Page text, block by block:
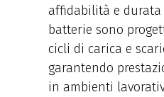
affidabilità e durata
batterie sono
cicli di carica e
garantendo
in ambienti